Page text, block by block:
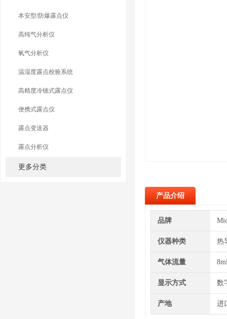
本安型/防爆露点仪
高纯气分析仪
氧气分析仪
温湿度露点校验系统
高精度冷镜式露点仪
便携式露点仪
露点变送器
露点分析仪
更多分类
产品介绍
品牌
仪器种类 热
气体流量
显示方式 数
产地 进